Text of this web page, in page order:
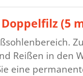
(5
Reißen in den
eine